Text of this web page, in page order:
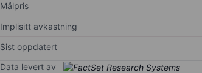
Målpris
Implisitt avkastning
Sist oppdatert
Data levert av